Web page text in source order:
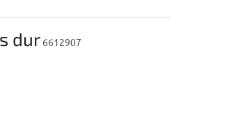
dur 6612907